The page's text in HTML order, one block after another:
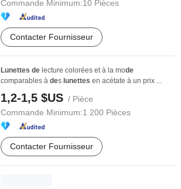
Commande Minimum:10 Pièces
Contacter Fournisseur
Lunettes de lecture colorées et à la mode
comparables à des lunettes en acétate à un prix ...
1,2-1,5 $US / Pièce
Commande Minimum:1 200 Pièces
Contacter Fournisseur